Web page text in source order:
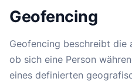
Geofencing
Geofencing beschreibt die
ob sich eine Person
eines definierten